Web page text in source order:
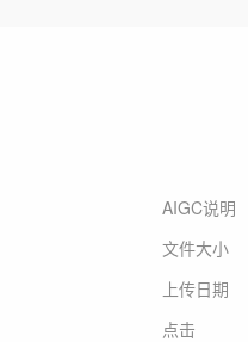
AIGC说明
文件大小
上传日期
点击